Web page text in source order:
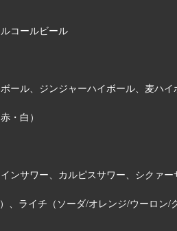
コールビール
ル、ジンジャーハイボール、麦ハ
・白）
サワー、カルピスサワー、シクァ
ライチ（ソーダ/オレンジ/ウーロン/